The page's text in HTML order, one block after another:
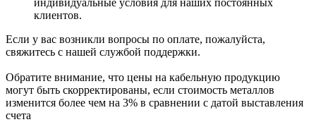
клиентов.
Если у вас возникли вопросы по оплате, пожалуйста,
свяжитесь с нашей службой поддержки.
Обратите внимание, что цены на кабельную продукцию
могут быть скорректированы, если стоимость металлов
изменится более чем на 3% в сравнении с датой выставления
счета